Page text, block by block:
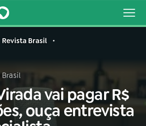
Buscar
Revista Brasil
vai pagar R$
ouça entrevista